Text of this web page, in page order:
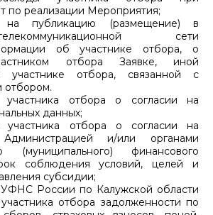
по реализации Мероприятия;
на публикацию (размещение) в
телекоммуникационной сети
об участнике отбора, о
отбора Заявке, иной
отбора, связанной с
отбором.
участника отбора о согласии на
данных;
участника отбора о согласии на
Администрацией и/или органами
(муниципального) финансового
соблюдения условий, целей и
субсидии;
УФНС России по Калужской области
отбора задолженности по